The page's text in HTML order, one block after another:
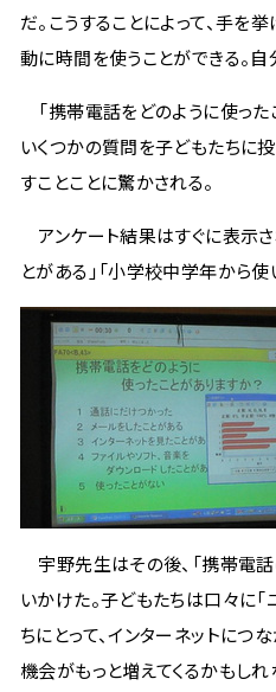
だ。こうすることによって、手
動に時間を使うことができる。
「携帯電話をどのように使った
いくつかの質問を子どもたちに
すことことに驚かされる。
アンケート結果はすぐに表示さ
とがある」「小学校中学年から
宇野先生はその後、「携帯電話
いかけた。子どもたちは口々に
ちにとって、インターネットにつ
機会がもっと増えてくるかもし